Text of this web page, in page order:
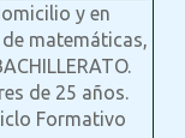
y en
matemáticas,
de 25 años.
Formativo